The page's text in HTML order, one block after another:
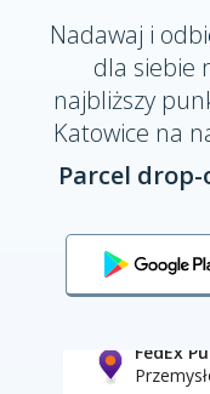
Nadawaj i
dla siebie
najbliższy
Katowice na
Parcel